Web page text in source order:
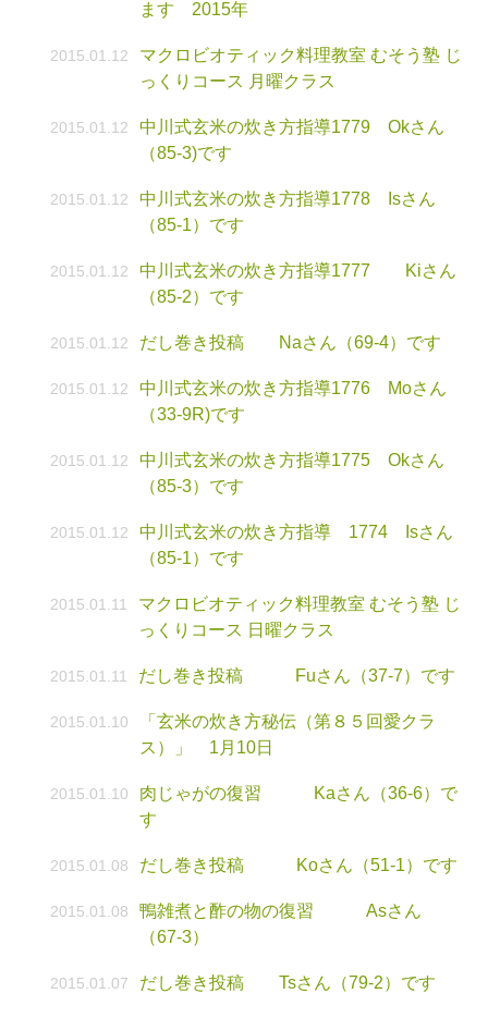
ます 2015年
2015.01.12
マクロビオティック料理教室 むそう塾 じ
っくりコース 月曜クラス
2015.01.12
中川式玄米の炊き方指導1779 Okさん
（85-3)です
2015.01.12
中川式玄米の炊き方指導1778 Isさん
（85-1）です
2015.01.12
中川式玄米の炊き方指導1777 Kiさん
（85-2）です
2015.01.12 だし巻き投稿 Naさん（69-4）です
2015.01.12
中川式玄米の炊き方指導1776 Moさん
（33-9R)です
2015.01.12
中川式玄米の炊き方指導1775 Okさん
（85-3）です
2015.01.12
中川式玄米の炊き方指導 1774 Isさん
（85-1）です
2015.01.11
マクロビオティック料理教室 むそう塾 じ
っくりコース 日曜クラス
2015.01.11 だし巻き投稿 Fuさん（37-7）です
2015.01.10
「玄米の炊き方秘伝（第８５回愛クラ
ス）」 1月10日
2015.01.10
肉じゃがの復習 Kaさん（36-6）で
す
2015.01.08 だし巻き投稿 Koさん（51-1）です
2015.01.08
鴨雑煮と酢の物の復習 Asさん
（67-3）
2015.01.07 だし巻き投稿 Tsさん（79-2）です